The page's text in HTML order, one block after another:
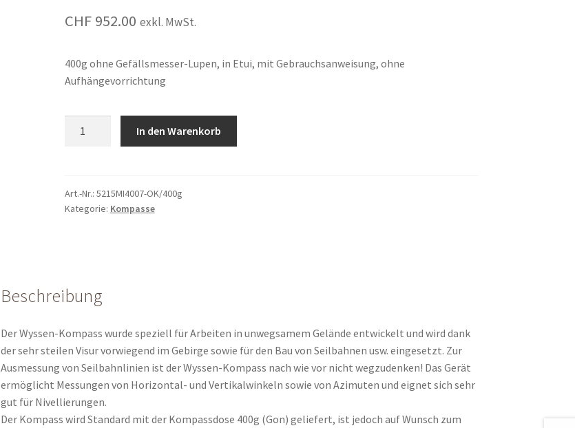
CHF952.00 exkl. MwSt.
400g ohne Gefällsmesser-Lupen, in Etui, mit Gebrauchsanweisung, ohne
Aufhängevorrichtung
400g
ohne
In den Warenkorb
Art.-Nr.: 5215MI4007-OK/400g
Kategorie: Kompasse
Beschreibung
Der Wyssen-Kompass wurde speziell für Arbeiten in unwegsamem Gelände entwickelt und wird dank
der sehr steilen Visur vorwiegend im Gebirge sowie für den Bau von Seilbahnen usw. eingesetzt. Zur
Ausmessung von Seilbahnlinien ist der Wyssen-Kompass nach wie vor nicht wegzudenken! Das Gerät
ermöglicht Messungen von Horizontal- und Vertikalwinkeln sowie von Azimuten und eignet sich sehr
gut für Nivellierungen.
Der Kompass wird Standard mit der Kompassdose 400g (Gon) geliefert, ist jedoch auf Wunsch zum